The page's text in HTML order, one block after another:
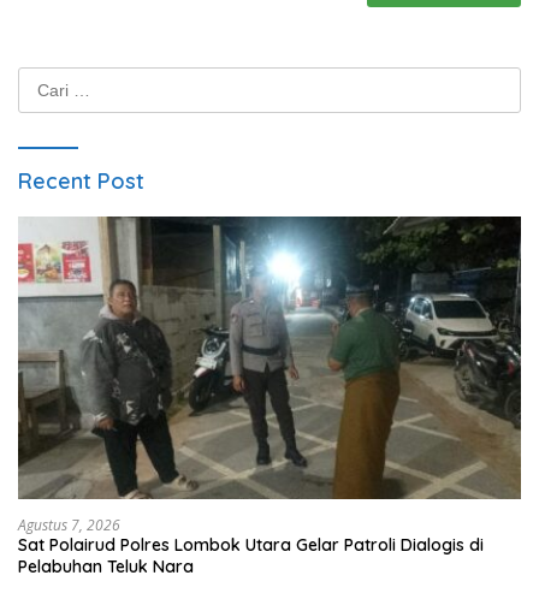
Cari
untuk:
Recent Post
Agustus 7, 2026
Sat Polairud Polres Lombok Utara Gelar Patroli Dialogis di
Pelabuhan Teluk Nara